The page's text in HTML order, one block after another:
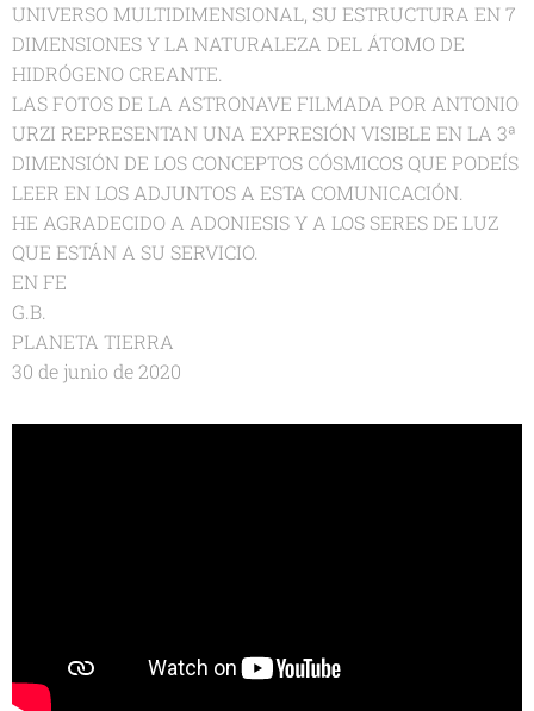
UNIVERSO MULTIDIMENSIONAL, SU ESTRUCTURA EN 7
DIMENSIONES Y LA NATURALEZA DEL ÁTOMO DE
HIDRÓGENO CREANTE.
LAS FOTOS DE LA ASTRONAVE FILMADA POR ANTONIO
URZI REPRESENTAN UNA EXPRESIÓN VISIBLE EN LA 3ª
DIMENSIÓN DE LOS CONCEPTOS CÓSMICOS QUE PODEÍS
LEER EN LOS ADJUNTOS A ESTA COMUNICACIÓN.
HE AGRADECIDO A ADONIESIS Y A LOS SERES DE LUZ
QUE ESTÁN A SU SERVICIO.
EN FE
G.B.
PLANETA TIERRA
30 de junio de 2020